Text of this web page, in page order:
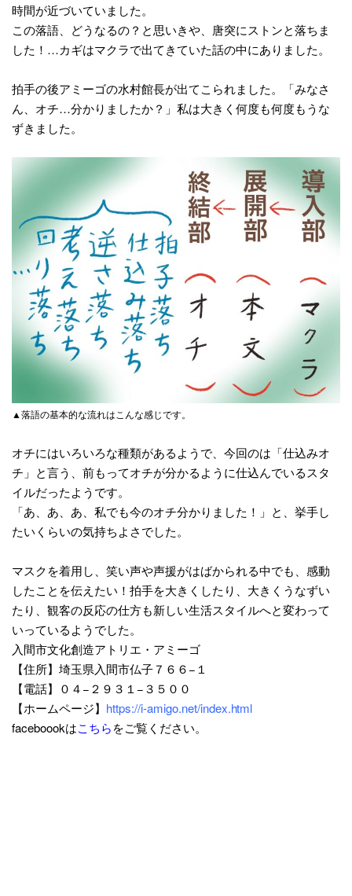
時間が近づいていました。
この落語、どうなるの？と思いきや、唐突にストンと落ちま
した！…カギはマクラで出てきていた話の中にありました。
拍手の後アミーゴの水村館長が出てこられました。「みなさ
ん、オチ…分かりましたか？」私は大きく何度も何度もうな
ずきました。
▲落語の基本的な流れはこんな感じです。
オチにはいろいろな種類があるようで、今回のは「仕込みオ
チ」と言う、前もってオチが分かるように仕込んでいるスタ
イルだったようです。
「あ、あ、あ、私でも今のオチ分かりました！」と、挙手し
たいくらいの気持ちよさでした。
マスクを着用し、笑い声や声援がはばかられる中でも、感動
したことを伝えたい！拍手を大きくしたり、大きくうなずい
たり、観客の反応の仕方も新しい生活スタイルへと変わって
いっているようでした。
入間市文化創造アトリエ・アミーゴ
【住所】埼玉県入間市仏子７６６−１
【電話】０４−２９３１−３５００
【ホームページ】 https://i-amigo.net/index.html
faceboookはこちらをご覧ください。